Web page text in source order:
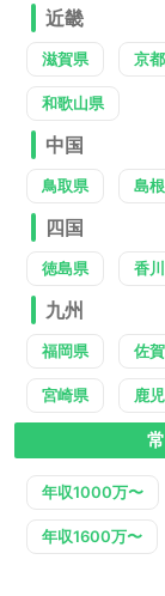
近畿
滋賀県 京
和歌山県
中国
鳥取県 島
四国
徳島県 香
九州
福岡県 佐
宮崎県 鹿
年収1000万〜
年収1600万〜